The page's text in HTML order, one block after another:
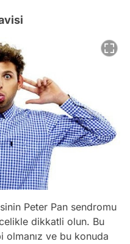
Peter Pan sendromu
dikkatli olun. Bu
olmanız ve bu konuda